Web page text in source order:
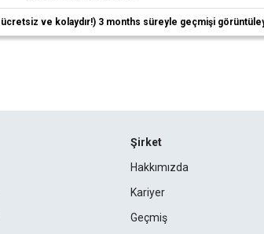
ücretsiz ve kolaydır!) 3 months süreyle geçmişi
Şirket
Hakkımızda
Kariyer
Geçmiş